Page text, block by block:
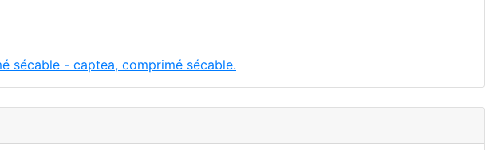
sécable - captea, comprimé sécable.